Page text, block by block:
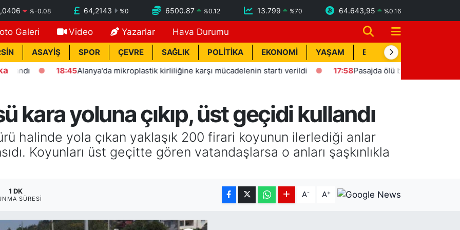
%-0.08 64,2143 %0 6500.87 %0.12 13.799 %70 64.643,95 %0.16
Galeri Video Yazarlar Hava Durumu
ASAYİŞ SPOR ÇEVRE SAĞLIK POLİTİKA EKONOMİ YAŞAM BİK İLAN
18:45 Alanya'da mikroplastik kirliliğine karşı mücadelenin startı verildi 17:58 Pasajda ölü bulunan Eyüp Can
kara yoluna çıkıp, üst geçidi kullandı
halinde yola çıkan yaklaşık 200 firari koyunun ilerlediği anlar
Koyunları üst geçitte gören vatandaşlarsa o anları şaşkınlıkla
1 DK
SÜRESI A- A+